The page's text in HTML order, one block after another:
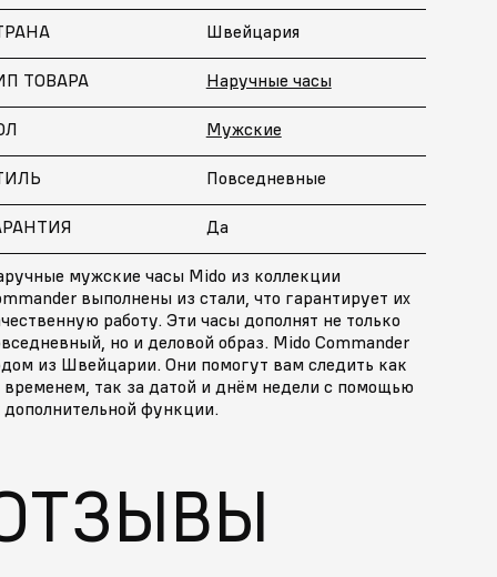
Швейцария
ТОВАРА Наручные часы
Мужские
Повседневные
Да
мужские часы Mido из коллекции
выполнены из стали, что гарантирует их
работу. Эти часы дополнят не только
но и деловой образ. Mido Commander
из Швейцарии. Они помогут вам следить как
временем, так за датой и днём недели с помощью
дополнительной функции.